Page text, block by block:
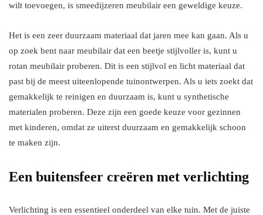
wilt toevoegen, is smeedijzeren meubilair een geweldige keuze.
Het is een zeer duurzaam materiaal dat jaren mee kan gaan. Als u
op zoek bent naar meubilair dat een beetje stijlvoller is, kunt u
rotan meubilair proberen. Dit is een stijlvol en licht materiaal dat
past bij de meest uiteenlopende tuinontwerpen. Als u iets zoekt dat
gemakkelijk te reinigen en duurzaam is, kunt u synthetische
materialen proberen. Deze zijn een goede keuze voor gezinnen
met kinderen, omdat ze uiterst duurzaam en gemakkelijk schoon
te maken zijn.
Een buitensfeer creëren met verlichting
Verlichting is een essentieel onderdeel van elke tuin. Met de juiste